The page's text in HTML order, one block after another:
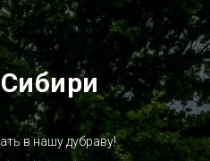
в нашу дубраву!